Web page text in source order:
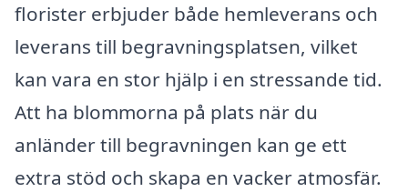
florister erbjuder både hemleverans och
leverans till begravningsplatsen, vilket
kan vara en stor hjälp i en stressande tid.
Att ha blommorna på plats när du
anländer till begravningen kan ge ett
extra stöd och skapa en vacker atmosfär.